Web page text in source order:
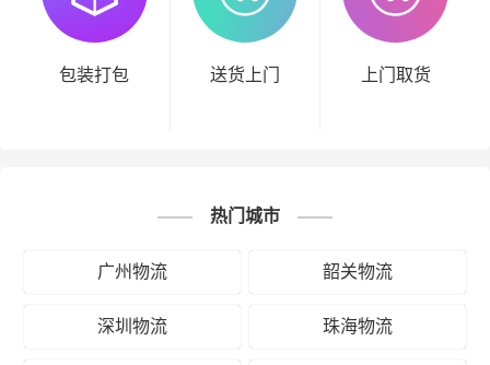
包装打包 送货上门 上门取货
热门城市
广州物流 韶关物流
深圳物流 珠海物流